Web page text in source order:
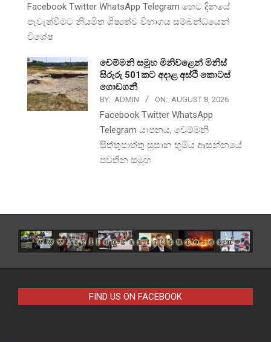
Facebook Twitter WhatsApp Telegram හෙට දිනයේ
පැවැත්වීමට නියමිත ශිෂ්‍යත්ව විභාගය සම්බන්ධයෙන්
විශේෂ
චෙම්මනි සමූහ මිනිවළෙන් මිනිස්
සිරුරු 501කට අදාළ අස්ථි කොටස්
ගොඩගනී
BY: ADMIN ON: AUGUST 8, 2026
Facebook Twitter WhatsApp
Telegram යාපනය, චෙම්මනි
සිත්තුපාත්තු සුසාන භූමිය ආසන්නයේ
පවතින සමූහ
FIND US ON FACEBOOK